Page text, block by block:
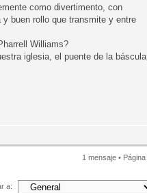
como divertimento, con
buen rollo que transmite y entre
Williams?
iglesia, el puente de la báscula,
1 mensaje • Página
a: